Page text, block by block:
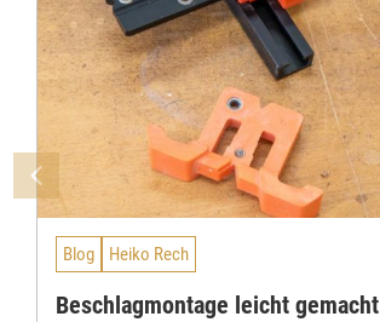
Blog Heiko Rech
Beschlagmontage leicht gemacht